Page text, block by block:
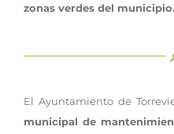
zonas verdes del municipio.
El Ayuntamiento de
municipal de